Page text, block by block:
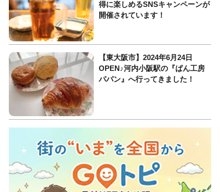
得に楽しめるSNSキャンペーンが
開催されています！
【東大阪市】2024年6月24日
OPEN♪河内小阪駅の『ぱん工房
パパン』へ行ってきました！